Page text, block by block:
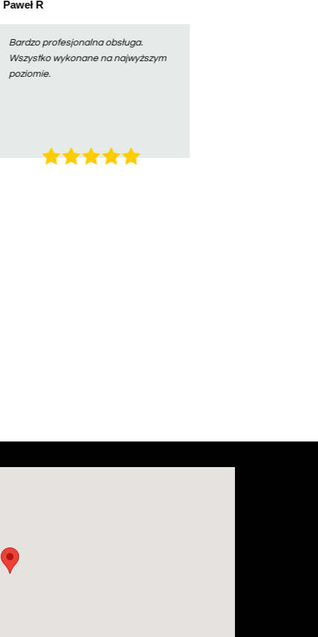
Jestem zadowolony z efektów.
Polecam